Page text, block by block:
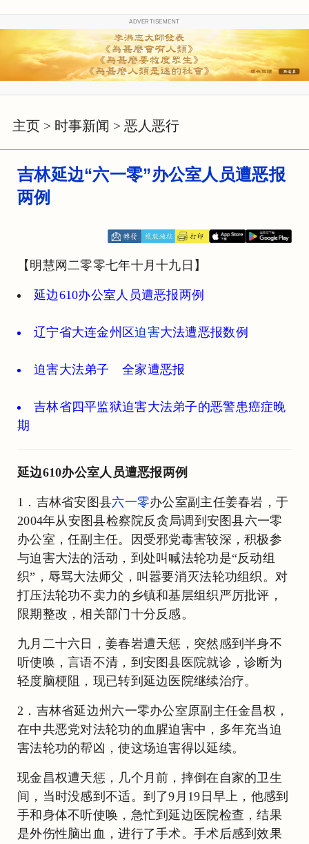
ADVERTISEMENT
主页 > 时事新闻 > 恶人恶行
吉林延边“六一零”办公室人员遭恶报
两例
【明慧网二零零七年十月十九日】
延边610办公室人员遭恶报两例
辽宁省大连金州区迫害大法遭恶报数例
迫害大法弟子 全家遭恶报
吉林省四平监狱迫害大法弟子的恶警患癌症晚
期
延边610办公室人员遭恶报两例
1．吉林省安图县六一零办公室副主任姜春岩，于
2004年从安图县检察院反贪局调到安图县六一零
办公室，任副主任。因受邪党毒害较深，积极参
与迫害大法的活动，到处叫喊法轮功是“反动组
织”，辱骂大法师父，叫嚣要消灭法轮功组织。对
打压法轮功不卖力的乡镇和基层组织严厉批评，
限期整改，相关部门十分反感。
九月二十六日，姜春岩遭天惩，突然感到半身不
听使唤，言语不清，到安图县医院就诊，诊断为
轻度脑梗阻，现已转到延边医院继续治疗。
2．吉林省延边州六一零办公室原副主任金昌权，
在中共恶党对法轮功的血腥迫害中，多年充当迫
害法轮功的帮凶，使这场迫害得以延续。
现金昌权遭天惩，几个月前，摔倒在自家的卫生
间，当时没感到不适。到了9月19日早上，他感到
手和身体不听使唤，急忙到延边医院检查，结果
是外伤性脑出血，进行了手术。手术后感到效果